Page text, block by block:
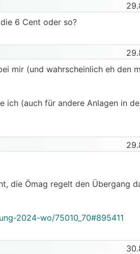
6 Cent oder so?
mir (und wahrscheinlich eh den
ich (auch für andere Anlagen in
die Ömag regelt den Übergang
2024-wo/75010_70#895411